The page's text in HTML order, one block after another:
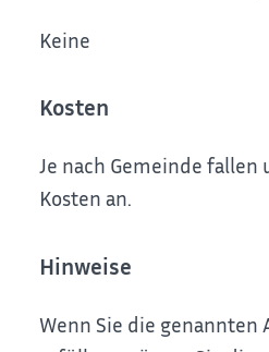
Keine
Kosten
Je nach Gemeinde
Kosten an.
Hinweise
Wenn Sie die genannten